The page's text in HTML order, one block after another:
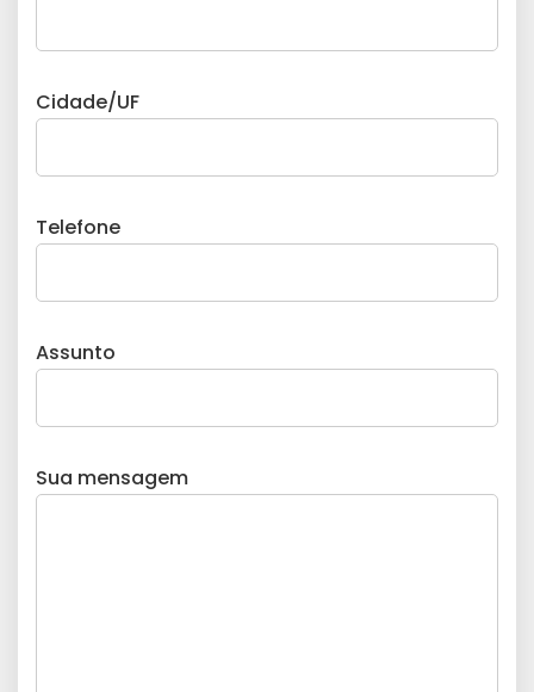
Cidade/UF
Telefone
Assunto
Sua mensagem